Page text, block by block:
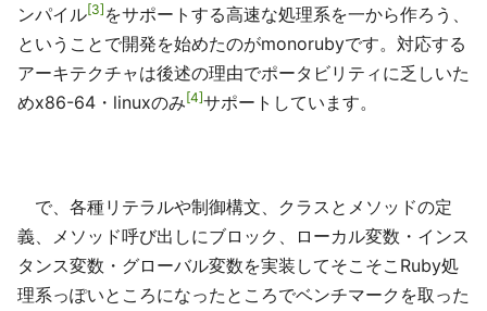
ンパイル 3 をサポートする高速な処理系を一から作ろう、
ということで開発を始めたのがmonorubyです。対応する
アーキテクチャは後述の理由でポータビリティに乏しいた
めx86-64・linuxのみ 4 サポートしています。
で、各種リテラルや制御構文、クラスとメソッドの定
義、メソッド呼び出しにブロック、ローカル変数・インス
タンス変数・グローバル変数を実装してそこそこRuby処
理系っぽいところになったところでベンチマークを取った